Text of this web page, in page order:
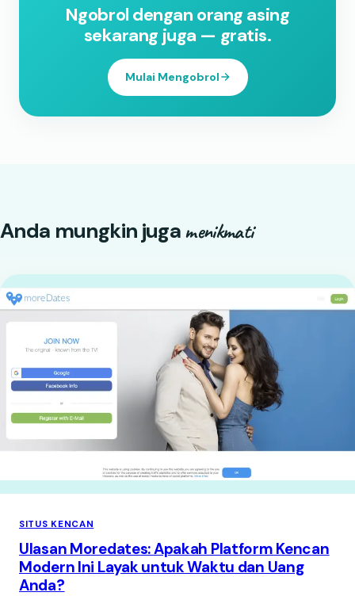
Ngobrol dengan orang asing
sekarang juga — gratis.
Mulai Mengobrol
Anda mungkin jugamenikmati
SITUS KENCAN
Ulasan Moredates: Apakah Platform Kencan
Modern Ini Layak untuk Waktu dan Uang
Anda?